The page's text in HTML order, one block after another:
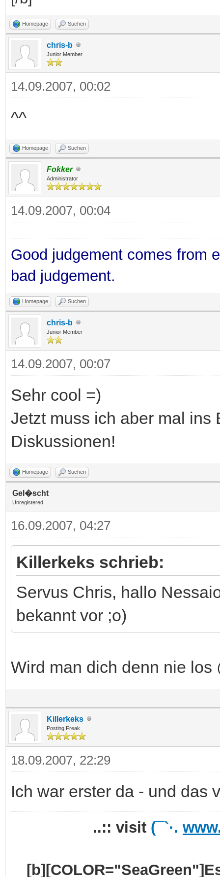
Homepage Suchen
chris-b
Junior Member
14.09.2007, 00:02
^^
Homepage Suchen
Fokker
Administrator
14.09.2007, 00:04
Good judgement comes from
bad judgement.
Homepage Suchen
chris-b
Junior Member
14.09.2007, 00:07
Sehr cool =)
Jetzt muss ich aber mal ins
Diskussionen!
Homepage Suchen
Gel�scht
Unregistered
16.09.2007, 04:27
Killerkeks schrieb:
Servus Chris, hallo
bekannt vor ;o)
Wird man dich denn nie
Killerkeks
Posting Freak
18.09.2007, 22:29
Ich war erster da - und das
..:: visit (¯`·.